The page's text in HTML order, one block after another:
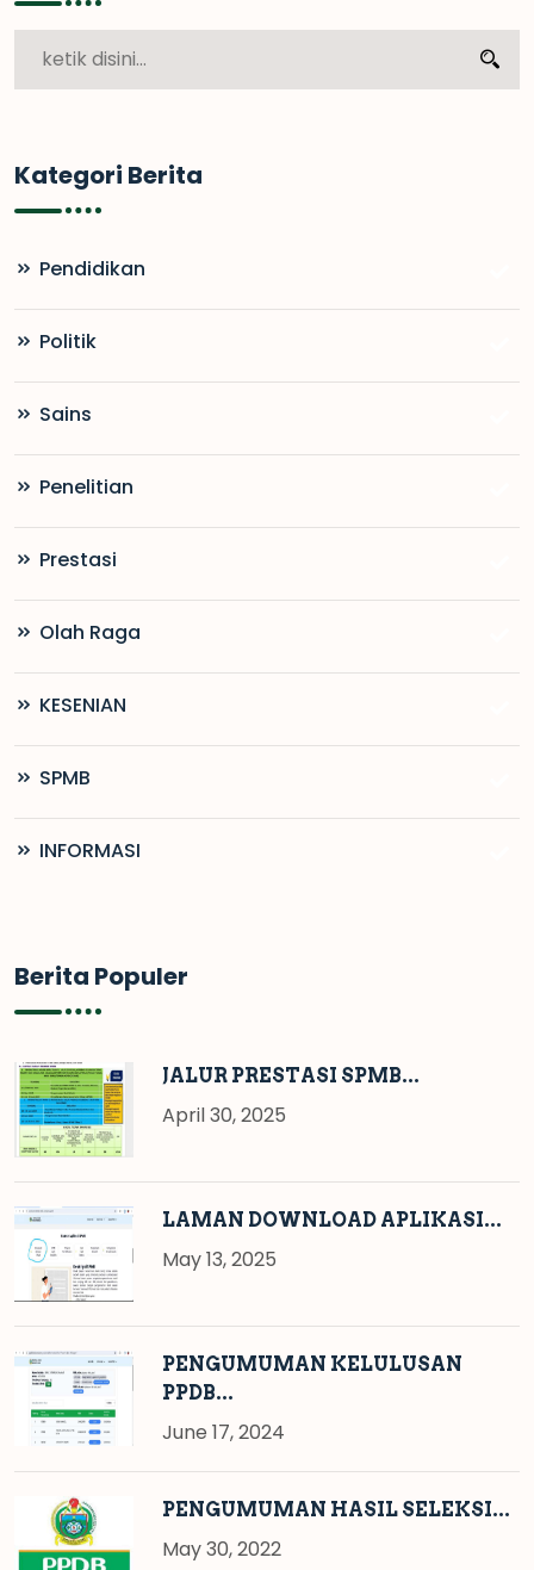
Kategori Berita
Pendidikan
Politik
Sains
Penelitian
Prestasi
Olah Raga
KESENIAN
SPMB
INFORMASI
Berita Populer
JALUR PRESTASI SPMB...
April 30, 2025
LAMAN DOWNLOAD APLIKASI...
May 13, 2025
PENGUMUMAN KELULUSAN
PPDB...
June 17, 2024
PENGUMUMAN HASIL SELEKSI...
May 30, 2022